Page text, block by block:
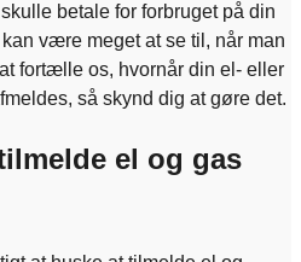
betale for forbruget på din
være meget at se til, når man
fortælle os, hvornår din el- eller
så skynd dig at gøre det.
el og gas